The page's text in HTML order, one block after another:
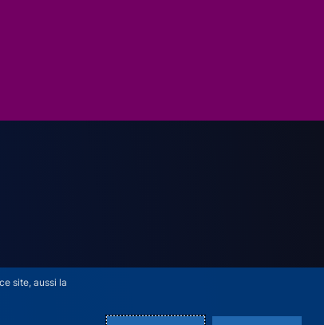
site, aussi la
(French)